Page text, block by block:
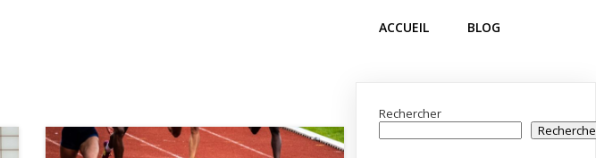
ACCUEIL BLOG
Rechercher